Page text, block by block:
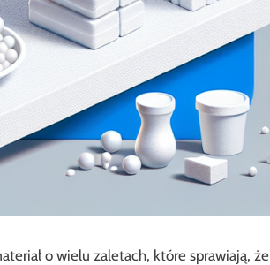
o wielu zaletach, które sprawiają, że